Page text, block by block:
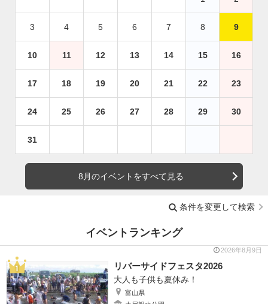
3 4 5 6 7 8 9
10 11 12 13 14 15 16
17 18 19 20 21 22 23
24 25 26 27 28 29 30
31
8月のイベントをすべて見る
条件を変更して検索
イベントランキング
2026年8月9日
リバーサイドフェスタ2026
大人も子供も夏休み！
富山県